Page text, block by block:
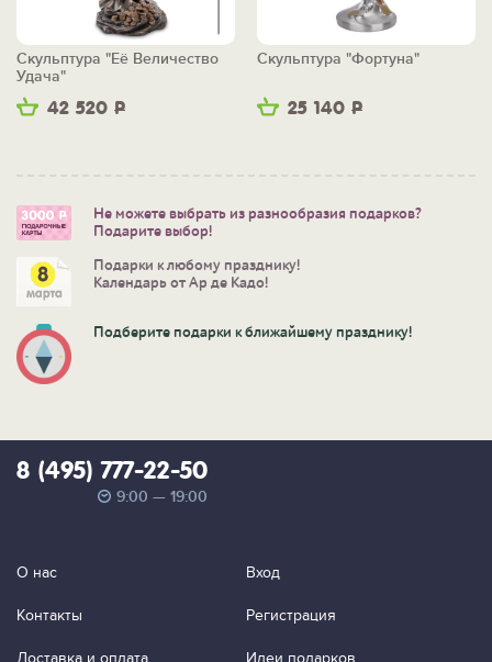
42 520 Р
Скульптура "Её Величество
Удача"
25 140 Р
Скульптура "Фортуна"
Не можете выбрать из разнообразия подарков?
Подарите выбор!
Подарки к любому празднику!
Календарь от Ар де Кадо!
Подберите подарки к ближайшему празднику!
8 (495) 777-22-50
9:00 — 19:00
О нас
Контакты
Доставка и оплата
Вход
Регистрация
Идеи подарков